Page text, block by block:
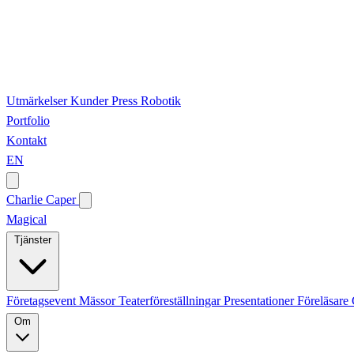
UtmärkelserKunderPress Robotik
Portfolio
Kontakt
EN
Charlie Caper
Magical
Tjänster
Företagsevent MässorTeaterföreställningarPresentationerFöreläsare